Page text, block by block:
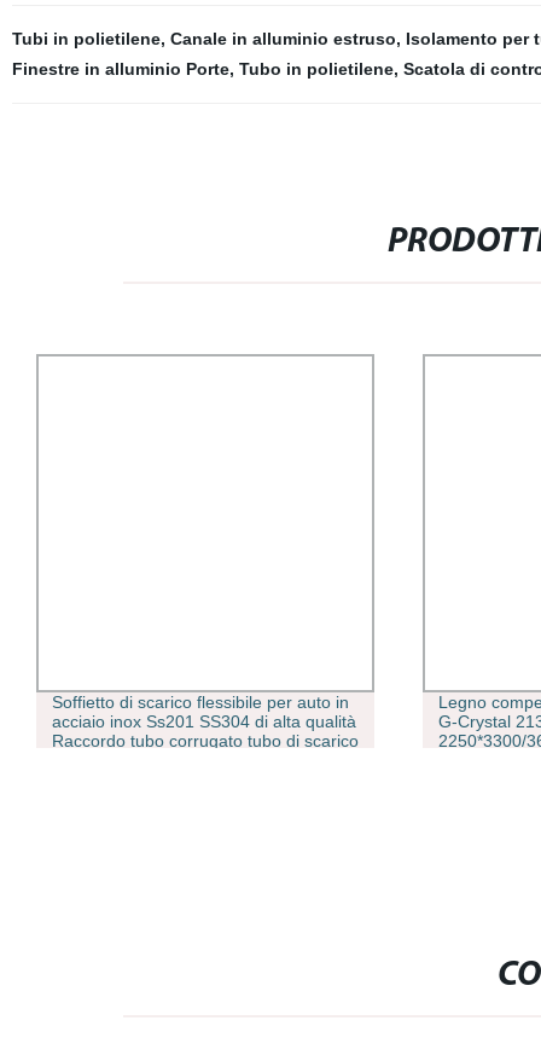
Tubi in polietilene, Canale in alluminio estruso, Isolamento per
Finestre in alluminio Porte, Tubo in polietilene, Scatola di
Soffietto di scarico flessibile per auto in
acciaio inox Ss201 SS304 di alta qualità
Raccordo tubo corrugato tubo di scarico
Legno
G-Crystal
2250*3300/